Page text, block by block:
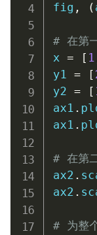
fig , (
# 在第
x = [ 1
y1 = [
y2 = [
ax1 .
ax1 .
# 在第
ax2 .
ax2 .
# 为整